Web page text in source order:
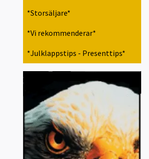
*Storsäljare*
*Vi rekommenderar*
*Julklappstips - Presenttips*